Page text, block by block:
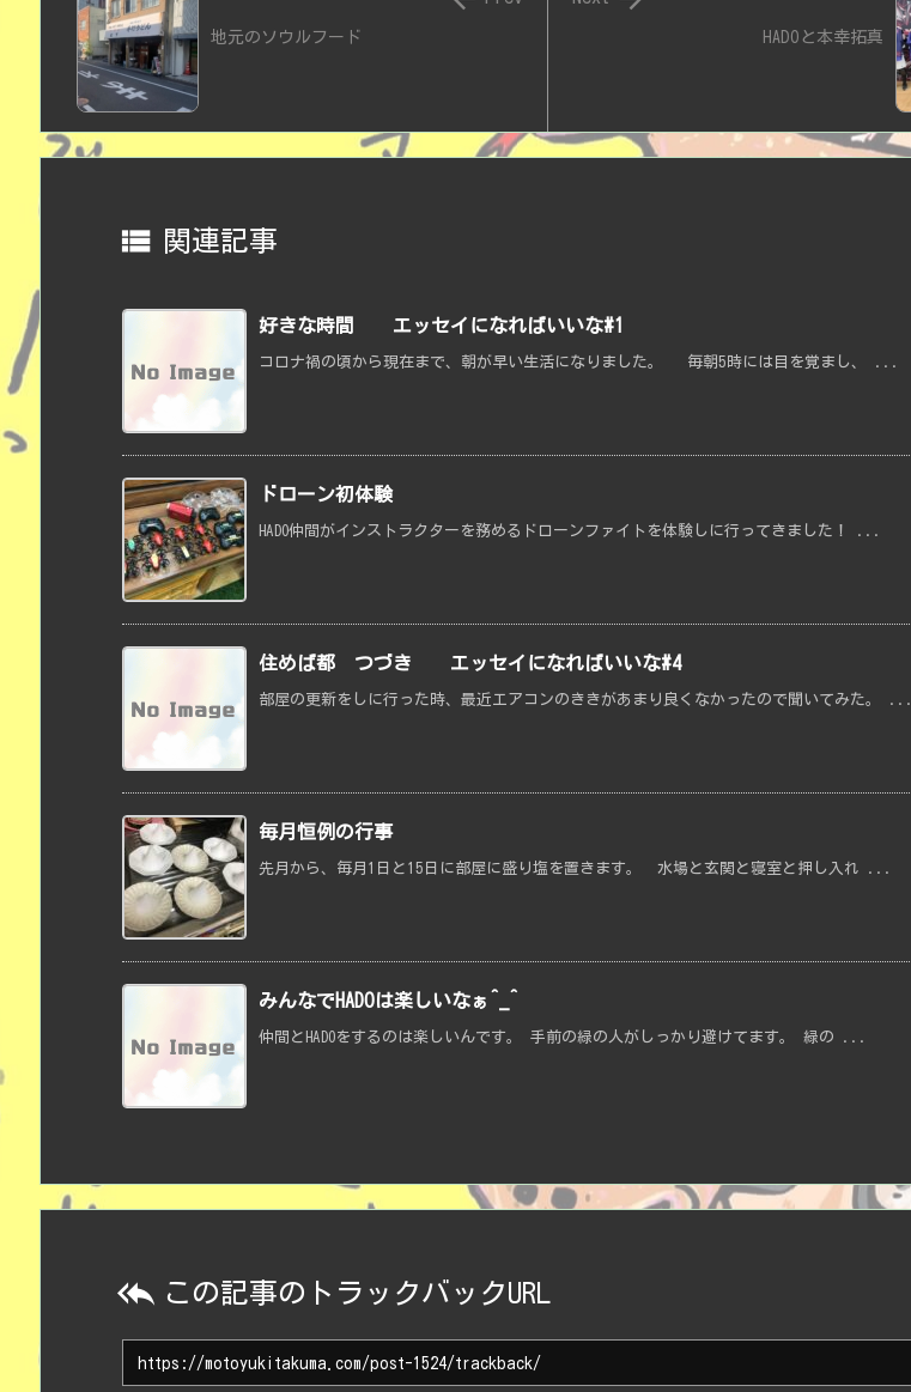
HADOと本幸拓真
地元のソウルフード
 関連記事
好きな時間 エッセイになればいいな#1
コロナ禍の頃から現在まで、朝が早い生活になりました。 毎朝5時には目を覚まし、 ...
ドローン初体験
HADO仲間がインストラクターを務めるドローンファイトを体験しに行ってきました！ ...
住めば都 つづき エッセイになればいいな#4
部屋の更新をしに行った時、最近エアコンのききがあまり良くなかったので聞いてみた。 ...
毎月恒例の行事
先月から、毎月1日と15日に部屋に盛り塩を置きます。 水場と玄関と寝室と押し入れ ...
みんなでHADOは楽しいなぁ^_^
仲間とHADOをするのは楽しいんです。 手前の緑の人がしっかり避けてます。 緑の ...
 この記事のトラックバックURL